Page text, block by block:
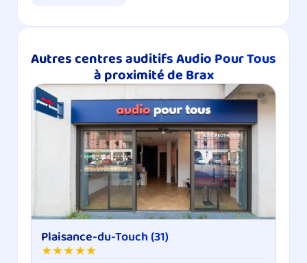
Autres centres auditifs Audio Pour Tous
à proximité de Brax
Plaisance-du-Touch (31)
★★★★★